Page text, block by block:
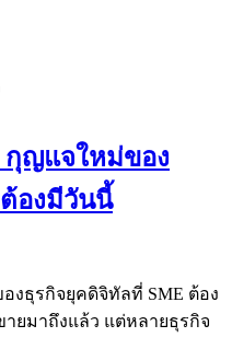
กุญแจใหม่ของ
องมีวันนี้
องธุรกิจยุคดิจิทัลที่ SME ต้อง
ยมาถึงแล้ว แต่หลายธุรกิจ